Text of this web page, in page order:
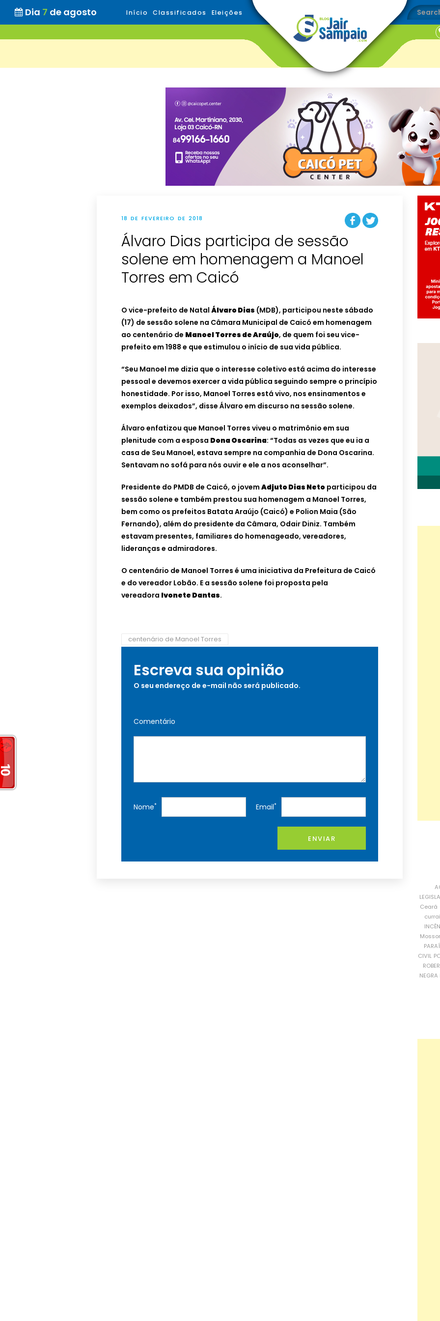
Dia 7 de agosto Início Classificados Eleições
18 DE FEVEREIRO DE 2018
Álvaro Dias participa de sessão
solene em homenagem a Manoel
Torres em Caicó
O vice-prefeito de Natal Álvaro Dias (MDB), participou neste sábado
(17) de sessão solene na Câmara Municipal de Caicó em homenagem
ao centenário de Manoel Torres de Araújo, de quem foi seu vice-
prefeito em 1988 e que estimulou o início de sua vida pública.
“Seu Manoel me dizia que o interesse coletivo está acima do interesse
pessoal e devemos exercer a vida pública seguindo sempre o princípio
honestidade. Por isso, Manoel Torres está vivo, nos ensinamentos e
exemplos deixados”, disse Álvaro em discurso na sessão solene.
Álvaro enfatizou que Manoel Torres viveu o matrimônio em sua
plenitude com a esposa Dona Oscarina: “Todas as vezes que eu ia a
casa de Seu Manoel, estava sempre na companhia de Dona Oscarina.
Sentavam no sofá para nós ouvir e ele a nos aconselhar”.
Presidente do PMDB de Caicó, o jovem Adjuto Dias Neto participou da
sessão solene e também prestou sua homenagem a Manoel Torres,
bem como os prefeitos Batata Araújo (Caicó) e Polion Maia (São
Fernando), além do presidente da Câmara, Odair Diniz. Também
estavam presentes, familiares do homenageado, vereadores,
lideranças e admiradores.
O centenário de Manoel Torres é uma iniciativa da Prefeitura de Caicó
e do vereador Lobão. E a sessão solene foi proposta pela
vereadora Ivonete Dantas.
centenário de Manoel Torres
Escreva sua opinião
O seu endereço de e-mail não será publicado.
Comentário
Nome* Email*
ENVIAR
Ceará
CIVIL
NEGRA